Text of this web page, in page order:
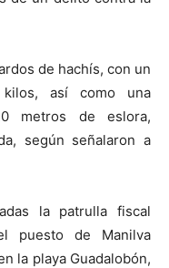
de hachís, con un
kilos, así como una
metros de eslora,
según señalaron a
la patrulla fiscal
puesto de Manilva
la playa Guadalobón,